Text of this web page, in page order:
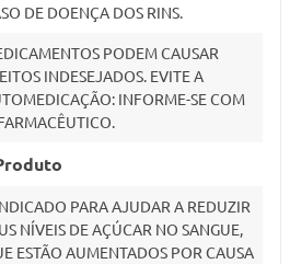
DE DOENÇA DOS RINS.
PODEM CAUSAR
INDESEJADOS. EVITE A
INFORME-SE COM
PARA AJUDAR A REDUZIR
NÍVEIS DE AÇÚCAR NO SANGUE,
ESTÃO AUMENTADOS POR CAUSA